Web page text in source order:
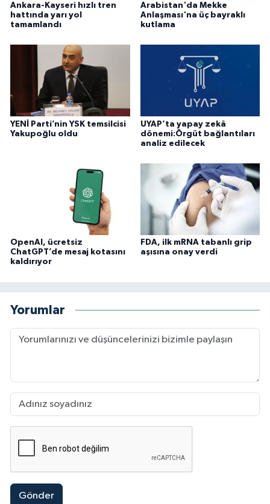
Ankara-Kayseri hızlı tren
hattında yarı yol
tamamlandı
Arabistan'da Mekke
Anlaşması'na üç bayraklı
kutlama
YENİ Parti’nin YSK temsilcisi
Yakupoğlu oldu
UYAP’ta yapay zekâ
dönemi:Örgüt bağlantıları
analiz edilecek
OpenAI, ücretsiz
ChatGPT’de mesaj kotasını
kaldırıyor
FDA, ilk mRNA tabanlı grip
aşısına onay verdi
Yorumlar
Gönder